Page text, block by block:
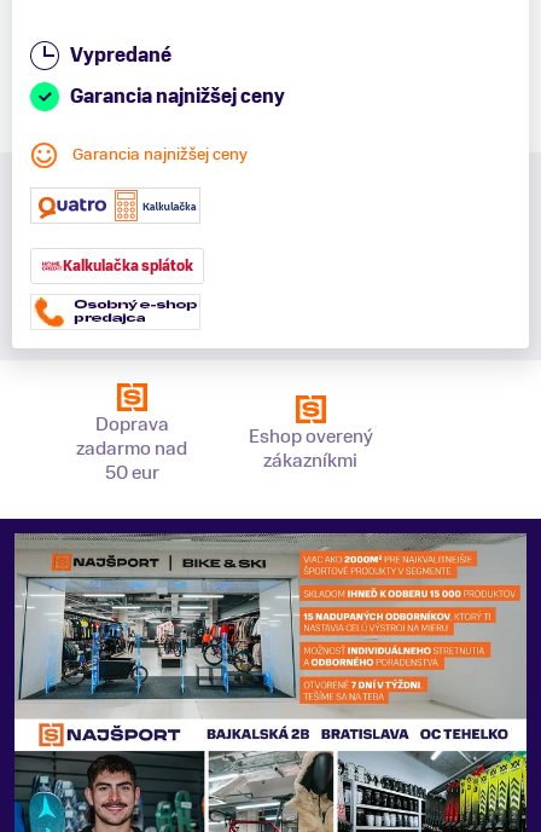
Vypredané
Garancia najnižšej ceny
Garancia najnižšej ceny
Kalkulačka splátok
Doprava
zadarmo nad
50 eur
Eshop overený
zákazníkmi